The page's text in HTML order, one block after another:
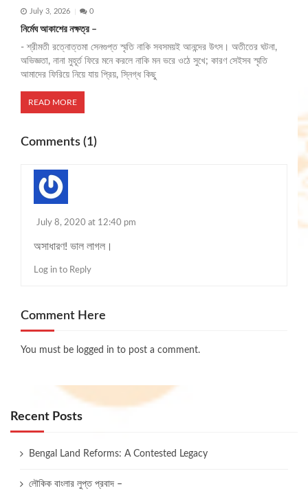
July 3, 2026 0
নির্মেঘ আকাশের নক্ষত্র –
- শ্রীমতী রত্নোত্তমা সেনগুপ্ত স্মৃতি নাকি সবসময়ই আনন্দের উৎস। অতীতের ঘটনা,
অভিজ্ঞতা, নানা মুহূর্ত ফিরে মনে করলে নাকি মন ভরে ওঠে সুখে; কারণ সেইসব স্মৃতি
আমাদের ফিরিয়ে নিয়ে যায় প্রিয়, স্নিগ্ধ কিছু
READ MORE
Comments (1)
July 8, 2020 at 12:40 pm
অসাধারণ! ভাল লাগল।
Log in to Reply
Comment Here
You must be logged in to post a comment.
Recent Posts
Bengal Land Reforms: A Contested Legacy
লৌকিক বাংলার লুপ্ত প্রবাদ –